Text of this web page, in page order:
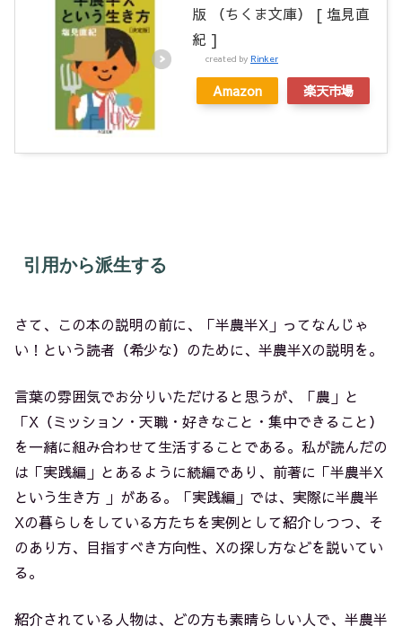
版 （ちくま文庫） [ 塩見直
紀 ]
created by Rinker
Amazon 楽天市場
引用から派生する
さて、この本の説明の前に、「半農半X」ってなんじゃ
い！という読者（希少な）のために、半農半Xの説明を。
言葉の雰囲気でお分りいただけると思うが、「農」と
「X（ミッション・天職・好きなこと・集中できること）
を一緒に組み合わせて生活することである。私が読んだの
は「実践編」とあるように続編であり、前著に「半農半X
という生き方 」 がある。「実践編」では、実際に半農半
Xの暮らしをしている方たちを実例として紹介しつつ、そ
のあり方、目指すべき方向性、Xの探し方などを説いてい
る。
紹介されている人物は、どの方も素晴らしい人で、半農半